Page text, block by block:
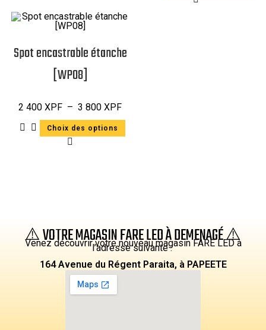
Spot encastrable étanche
[WP08]
2 400XPF – 3 800XPF
Choix des options
⚠️ VOTRE MAGASIN FARE LED À DEMENAGÉ ⚠️
Venez découvrir votre nouveau magasin FARE LED à
l’adresse suivante :
164 Avenue du Régent Paraita, à PAPEETE